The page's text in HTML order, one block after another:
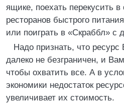
ящике, поехать перекусить
ресторанов быстрого
или поиграть в «Скраббл» с
Надо признать, что
далеко не безграничен, и
чтобы охватить все. А в
экономики недостаток
увеличивает их стоимость.